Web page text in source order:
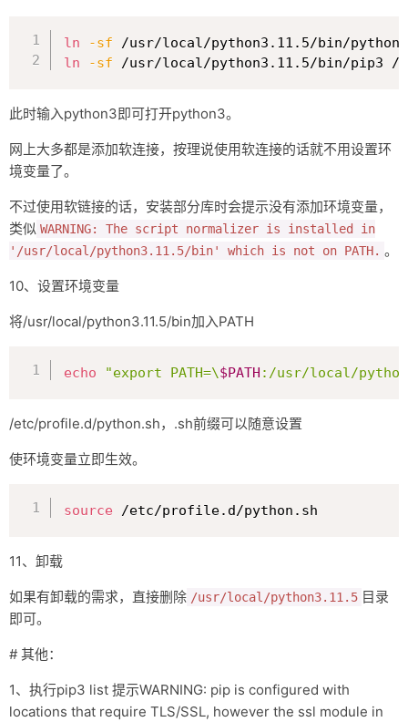
ln -sf /usr/local/python3.11.5/bin/
ln
-sf /usr/local/python3.11.5/bin/pip3 /
此时输入python3即可打开python3。
网上大多都是添加软连接，按理说使用软连接的话就不用设置环
境变量了。
不过使用软链接的话，安装部分库时会提示没有添加环境变量，
类似 WARNING: The script normalizer is installed in
'/usr/local/python3.11.5/bin' which is not on PATH. 。
10、设置环境变量
将/usr/local/python3.11.5/bin加入PATH
echo "export PATH=\$PATH :/usr/local/
/etc/profile.d/python.sh，.sh前缀可以随意设置
使环境变量立即生效。
source /etc/profile.d/python.sh
11、卸载
如果有卸载的需求，直接删除 /usr/local/python3.11.5 目录
即可。
# 其他：
1、执行pip3 list 提示WARNING: pip is configured with
locations that require TLS/SSL, however the ssl module in